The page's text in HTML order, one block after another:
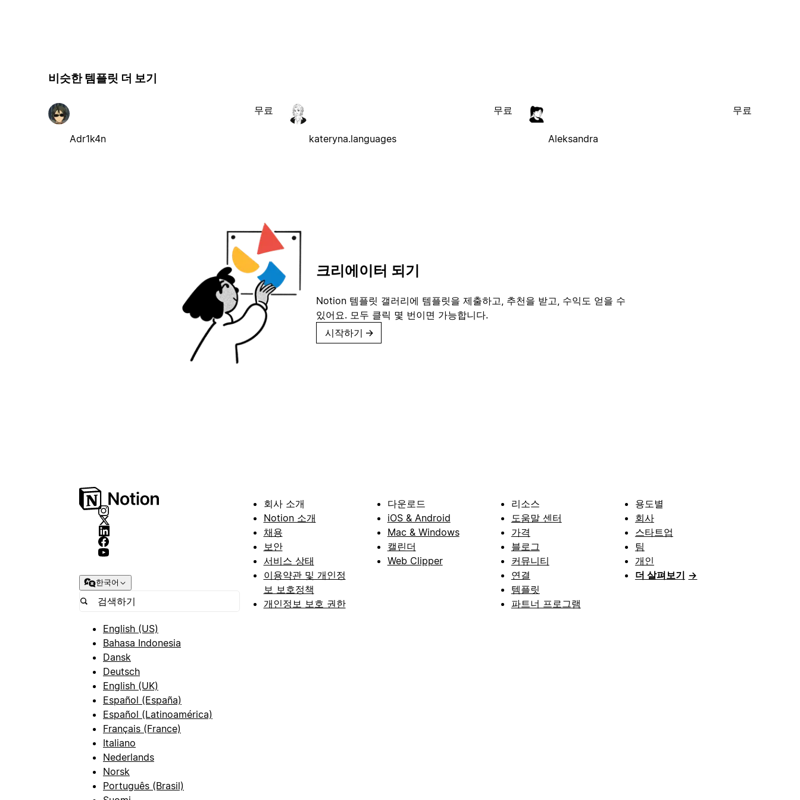
비슷한 템플릿 더 보기
Adr1k4n
무료
kateryna.languages
무료
Aleksandra
무료
크리에이터 되기
Notion 템플릿 갤러리에 템플릿을 제출하고, 추천을 받고, 수익도 얻을 수
있어요. 모두 클릭 몇 번이면 가능합니다.
시작하기 →
한국어
English (US)
Bahasa Indonesia
Dansk
Deutsch
English (UK)
Español (España)
Español (Latinoamérica)
Français (France)
Italiano
Nederlands
Norsk
Português (Brasil)
회사 소개
Notion 소개
채용
보안
서비스 상태
이용약관 및 개인정
보 보호정책
개인정보 보호 권한
다운로드
iOS & Android
Mac & Windows
캘린더
Web Clipper
리소스
도움말 센터
가격
블로그
커뮤니티
연결
템플릿
파트너 프로그램
용도별
회사
스타트업
팀
개인
더 살펴보기 →